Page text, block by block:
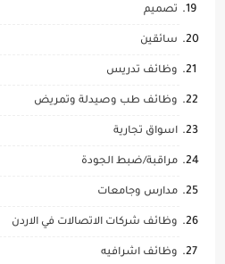
تصميم
سائقين
وظائف تدريس
وظائف طب وصيدلة وتمريض
اسواق تجارية
مراقبة/ضبط الجودة
مدارس وجامعات
وظائف شركات الاتصالات في الاردن
وظائف اشرافيه